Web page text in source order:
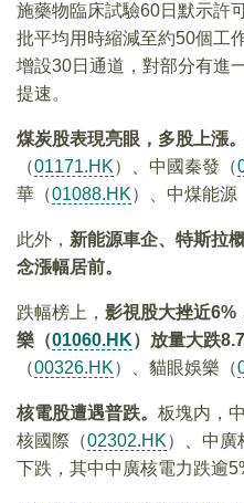
施藥物臨床試驗60日默示許
批平均用時縮減至約50個工
增設30日通道，對部分有進
提速。
煤炭股表現亮眼，多股上漲。
（01171.HK）、中國秦發（
華（01088.HK）、中煤能源
此外， 新能源車企、特斯拉
念漲幅居前。
跌幅榜上， 影視股大挫近6%
樂（01060.HK）放量大跌
（00326.HK）、貓眼娛樂（
核電股遭遇普跌。 板塊内，
核國際（02302.HK）、中廣
下跌，其中中廣核電力跌逾